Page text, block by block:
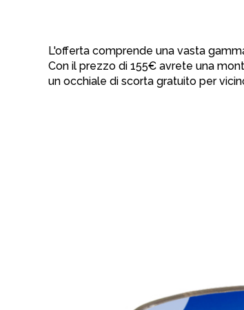
L'offerta comprende una vasta
Con il prezzo di 155€ avrete una
un occhiale di scorta gratuito per